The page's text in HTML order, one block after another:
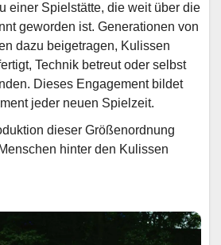
einer Spielstätte, die weit über die
geworden ist. Generationen von
dazu beigetragen, Kulissen
Technik betreut oder selbst
Dieses Engagement bildet
jeder neuen Spielzeit.
dieser Größenordnung
hinter den Kulissen